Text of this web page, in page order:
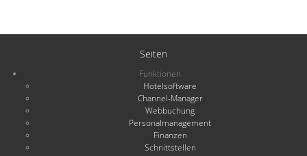
Seiten
Funktionen
Hotelsoftware
Channel-Manager
Webbuchung
Personalmanagement
Finanzen
Schnittstellen